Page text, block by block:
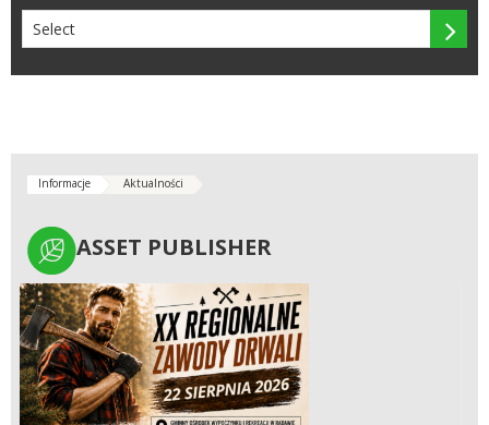

Informacje Aktualności
ASSET PUBLISHER
ASSET PUBLISHER